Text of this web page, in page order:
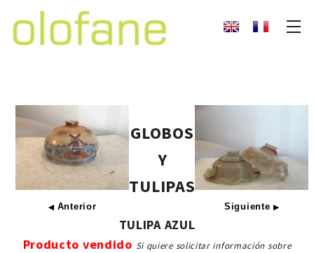
◀ Anterior
GLOBOS
Y
TULIPAS
Siguiente▶
TULIPA AZUL
Producto vendido Si quiere solicitar información sobre